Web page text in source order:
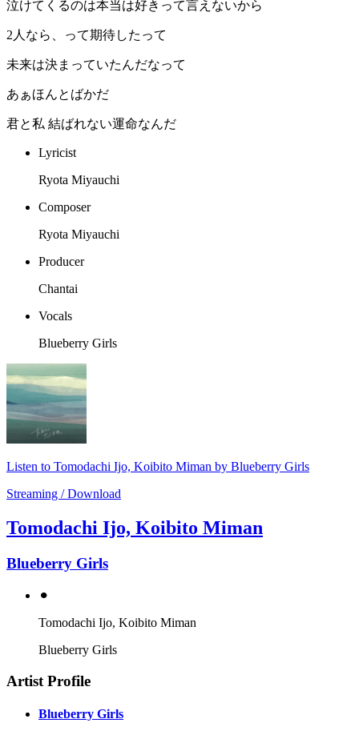
泣けてくるのは本当は好きって言えないから
2人なら、って期待したって
未来は決まっていたんだなって
あぁほんとばかだ
君と私 結ばれない運命なんだ
Lyricist
Ryota Miyauchi
Composer
Ryota Miyauchi
Producer
Chantai
Vocals
Blueberry Girls
Listen to Tomodachi Ijo, Koibito Miman by Blueberry Girls
Streaming / Download
Tomodachi Ijo, Koibito Miman
Blueberry Girls
⚫︎
Tomodachi Ijo, Koibito Miman
Blueberry Girls
Artist Profile
Blueberry Girls